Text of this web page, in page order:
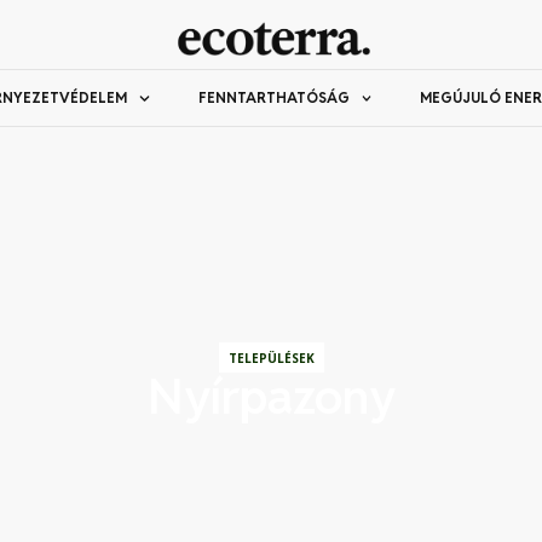
FENNTARTHATÓSÁG MEGÚJULÓ
TELEPÜLÉSEK